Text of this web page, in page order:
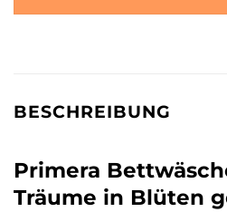
BESCHREIBUNG
Primera
Träume in Blüten